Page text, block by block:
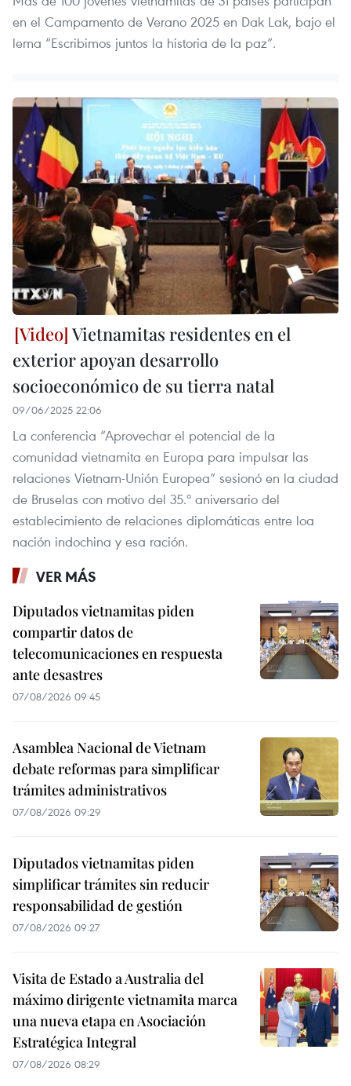
en el Campamento de Verano 2025 en Dak Lak, bajo el
lema “Escribimos juntos la historia de la paz”.
Vietnamitas residentes en el
exterior apoyan desarrollo
socioeconómico de su tierra natal ‌
09/06/2025 22:06
La conferencia “Aprovechar el potencial de la
comunidad vietnamita en Europa para impulsar las
relaciones Vietnam-Unión Europea” sesionó en la ciudad
de Bruselas con motivo del 35.º aniversario del
establecimiento de relaciones diplomáticas entre loa
nación indochina y esa ración.
VER MÁS
Diputados vietnamitas piden
compartir datos de
telecomunicaciones en respuesta
ante desastres
07/08/2026 09:45
Asamblea Nacional de Vietnam
debate reformas para simplificar
trámites administrativos
07/08/2026 09:29
Diputados vietnamitas piden
simplificar trámites sin reducir
responsabilidad de gestión
07/08/2026 09:27
Visita de Estado a Australia del
máximo dirigente vietnamita marca
una nueva etapa en Asociación
Estratégica Integral
07/08/2026 08:29